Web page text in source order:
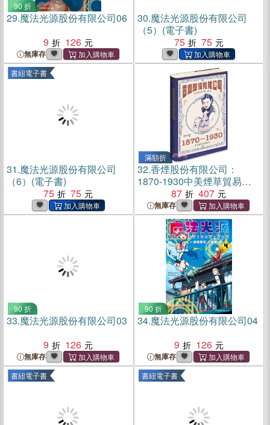
90 折
29.魔法光源股份有限公司06
9
126
無庫存
30.魔法光源股份有限公司
（5）(電子書)
75
75
書紐電子書
31.魔法光源股份有限公司
（6）(電子書)
75
75
滿額折
32.香煙股份有限公司：
1870-1930中美煙草貿易研
究（簡體書）
87 407
無庫存
90 折
33.魔法光源股份有限公司03
9
126
無庫存
90 折
34.魔法光源股份有限公司04
9
126
無庫存
書紐電子書 書紐電子書